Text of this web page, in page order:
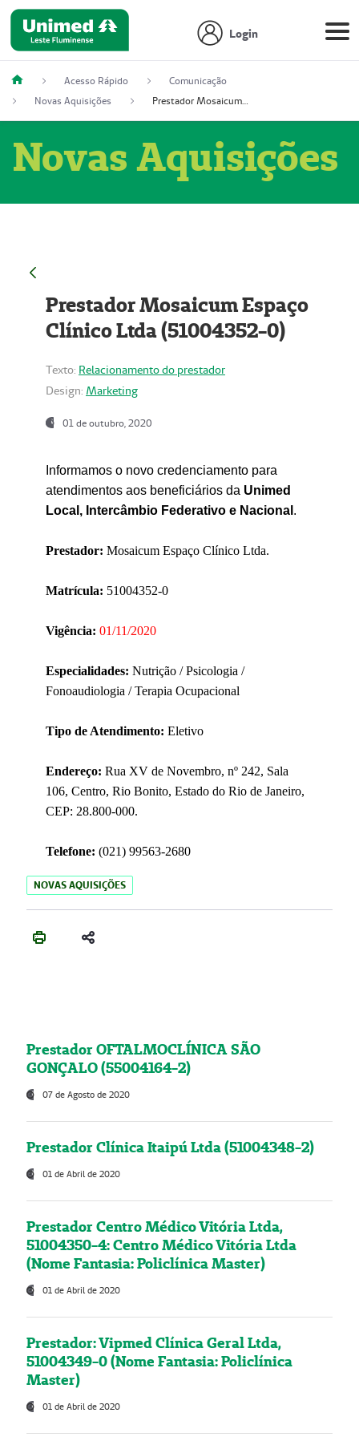
Login
Acesso Rápido
Comunicação
Novas Aquisições
Prestador Mosaicum Espaço Clínico Ltda (51004352-0)
Novas Aquisições
Prestador Mosaicum Espaço
Clínico Ltda (51004352-0)
Texto: Relacionamento do prestador
Design: Marketing
01 de outubro, 2020
Informamos o novo credenciamento para
atendimentos aos beneficiários da Unimed
Local, Intercâmbio Federativo e Nacional .
Prestador: Mosaicum Espaço Clínico Ltda.
Matrícula: 51004352-0
Vigência: 01/11/2020
Especialidades: Nutrição / Psicologia /
Fonoaudiologia / Terapia Ocupacional
Tipo de Atendimento: Eletivo
Endereço: Rua XV de Novembro, nº 242, Sala
106, Centro, Rio Bonito, Estado do Rio de Janeiro,
CEP: 28.800-000.
Telefone: (021) 99563-2680
NOVAS AQUISIÇÕES
Prestador OFTALMOCLÍNICA SÃO
GONÇALO (55004164-2)
07 de Agosto de 2020
Prestador Clínica Itaipú Ltda (51004348-2)
01 de Abril de 2020
Prestador Centro Médico Vitória Ltda,
51004350-4: Centro Médico Vitória Ltda
(Nome Fantasia: Policlínica Master)
01 de Abril de 2020
Prestador: Vipmed Clínica Geral Ltda,
51004349-0 (Nome Fantasia: Policlínica
Master)
01 de Abril de 2020